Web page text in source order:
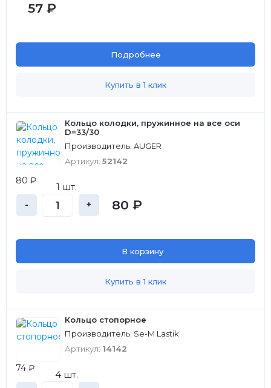
57 ₽
Подробнее
Купить в 1 клик
Кольцо колодки, пружинное на все оси
D=33/30
Производитель: AUGER
Артикул: 52142
80 ₽
1 шт.
- + 80 ₽
В корзину
Купить в 1 клик
Кольцо стопорное
Производитель: Se-M Lastik
Артикул: 14142
74 ₽
4 шт.